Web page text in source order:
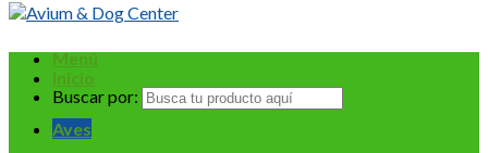
Menú
Buscar por:
Inicio
Aves